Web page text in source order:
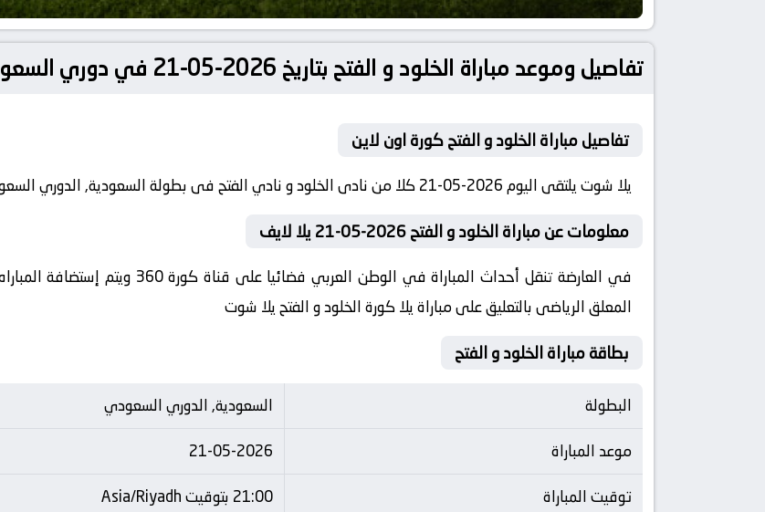
تفاصيل وموعد مباراة الخلود و الفتح بتاريخ 2026-05-21 في دوري السعودية, الدوري السعودي
تفاصيل مباراة الخلود و الفتح كورة اون لاين
يلا شوت يلتقى اليوم 2026-05-21 كلا من نادى الخلود و نادي الفتح فى بطولة السعودية, الدوري السعودي فى تمام الساعه 21:00 بتوقيت مصر كورة لايف
معلومات عن مباراة الخلود و الفتح 2026-05-21 يلا لايف
في العارضة تنقل أحداث المباراة في
المعلق الرياضى بالتعليق على مباراة يلا كورة الخلود و الفتح يلا شوت
بطاقة مباراة الخلود و الفتح
البطولة
السعودية, الدوري السعودي
موعد المباراة
21-05-2026
توقيت المباراة
21:00 بتوقيت Asia/Riyadh